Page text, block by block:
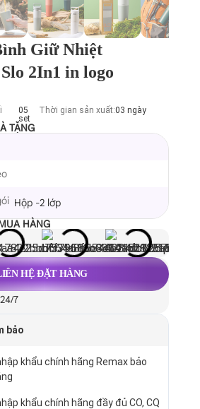
Giữ Nhiệt
2In1 in logo
05
set
Thời gian sản xuất:03 ngày
TẶNG
Hộp -2 lớp
HÀNG
HỆ ĐẶT HÀNG
7
bảo
khẩu chính hãng Remax bảo
khẩu chính hãng đầy đủ CO, CQ